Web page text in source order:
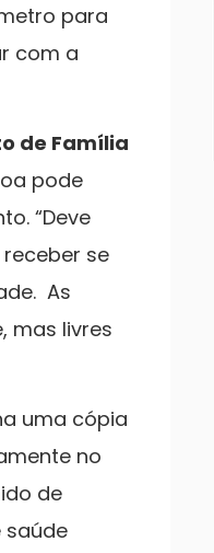
para
com a
de Família
pode
“Deve
se
As
mas livres
uma cópia
no
de
saúde